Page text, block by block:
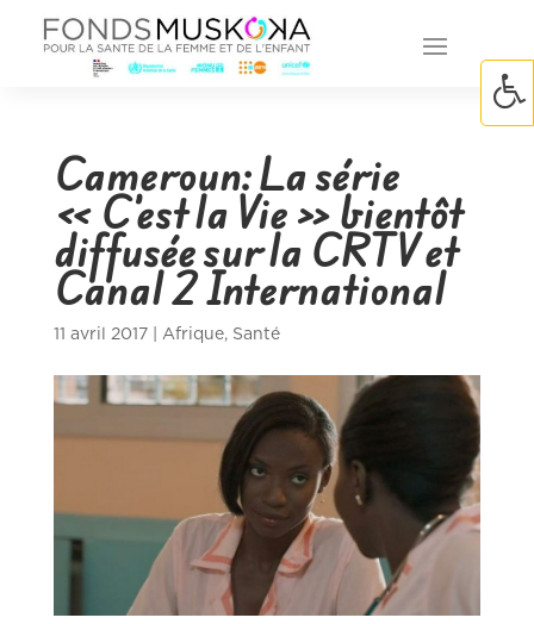
Cameroun: La série
« C’est la Vie » bientôt
diffusée sur la CRTV et
Canal 2 International
11 avril 2017| Afrique, Santé